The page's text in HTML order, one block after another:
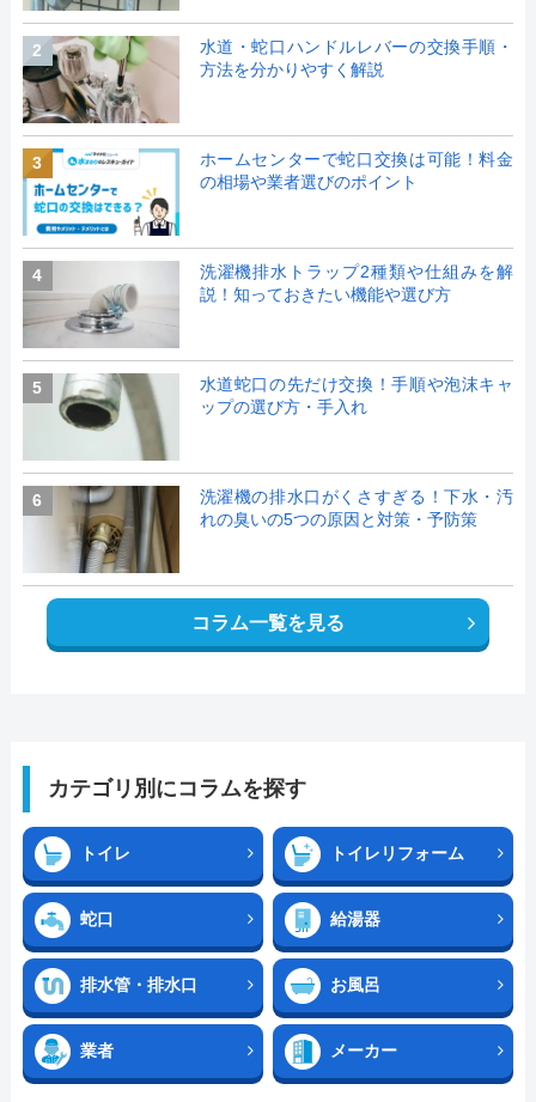
2
水道・蛇口ハンドルレバーの交換手順・
方法を分かりやすく解説
3
ホームセンターで蛇口交換は可能！料金
の相場や業者選びのポイント
4
洗濯機排水トラップ2種類や仕組みを解
説！知っておきたい機能や選び方
5
水道蛇口の先だけ交換！手順や泡沫キャ
ップの選び方・手入れ
6
洗濯機の排水口がくさすぎる！下水・汚
れの臭いの5つの原因と対策・予防策
コラム一覧を見る
カテゴリ別にコラムを探す
トイレ トイレリフォーム
蛇口 給湯器
排水管・排水口 お風呂
業者 メーカー